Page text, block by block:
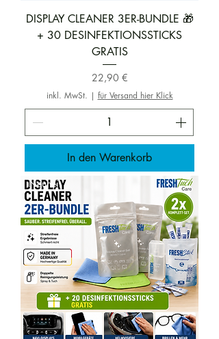
DISPLAY CLEANER 3ER-BUNDLE 🎁
+ 30 DESINFEKTIONSSTICKS
GRATIS
Preis
22,90 €
inkl. MwSt. | für Versand hier Klick
In den Warenkorb
Neuheit